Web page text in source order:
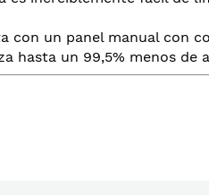
con un panel manual con
hasta un 99,5% menos de